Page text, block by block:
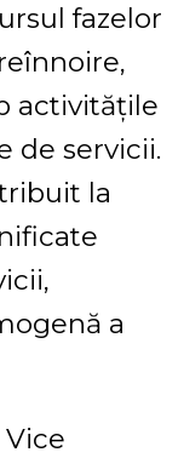
fazelor
activitățile
de servicii.
la
a